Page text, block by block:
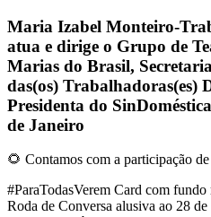
Maria Izabel Monteiro-
atua e dirige o Grupo de
Marias do Brasil,
das(os) Trabalhadoras(es)
Presidenta do
de Janeiro
🌻 Contamos com a participação
#ParaTodasVerem Card com
Roda de Conversa alusiva ao 28